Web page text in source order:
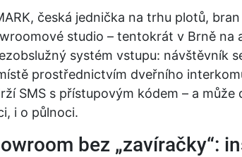
česká jednička na trhu plotů,
studio – tentokrát v Brně na
systém vstupu: návštěvník
prostřednictvím dveřního
SMS s přístupovým kódem – a
i o půlnoci.
bez „zavíračky“: